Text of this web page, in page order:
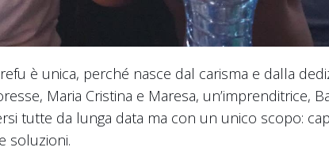
è unica, perché nasce dal carisma e dalla
Maria Cristina e Maresa, un’imprenditrice,
tutte da lunga data ma con un unico scopo:
soluzioni.